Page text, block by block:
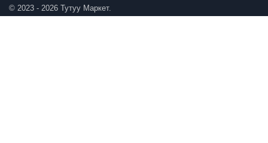
© 2023 - 2026 Тутуу Маркет.